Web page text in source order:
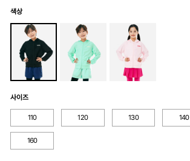
색상
사이즈
110 120 130 140
160